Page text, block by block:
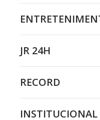
JR 24H
RECORD
INSTITUCIONAL